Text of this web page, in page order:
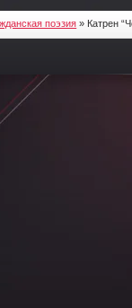
поэзия » Катрен